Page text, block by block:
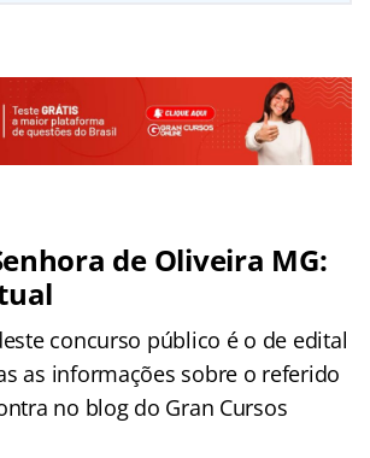
de Oliveira MG:
concurso público é o de edital
as informações sobre o referido
no blog do Gran Cursos